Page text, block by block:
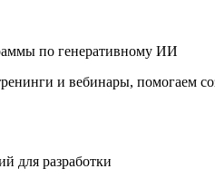
по генеративному ИИ
и вебинары, помогаем
для разработки